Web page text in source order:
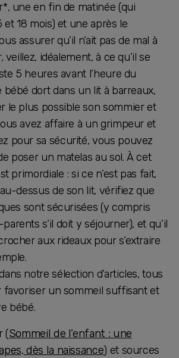
une en fin de matinée (qui
et 18 mois) et une après le
assurer qu’il n’ait pas de mal à
veillez, idéalement, à ce qu’il se
5 heures avant l’heure du
dort dans un lit à barreaux,
le plus possible son sommier et
avez affaire à un grimpeur et
pour sa sécurité, vous pouvez
poser un matelas au sol. À cet
primordiale : si ce n’est pas fait,
dessus de son lit, vérifiez que
sont sécurisées (y compris
s’il doit y séjourner), et qu’il
aux rideaux pour s’extraire
notre sélection d’articles, tous
favoriser un sommeil suffisant et
bébé.
(Sommeil de l’enfant : une
dès la naissance) et sources